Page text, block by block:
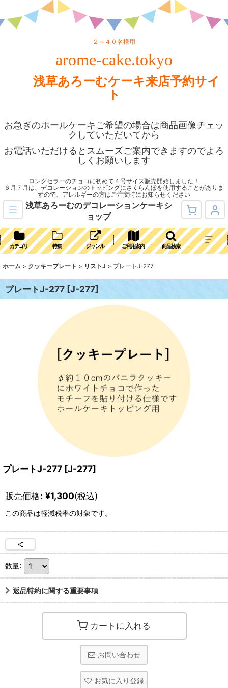
２～４０名様用
arome-cake.tokyo
浅草あろーむケーキ来店予約サイ
ト
お急ぎのホールケーキご希望の場合は商品画像チェッ
クしていただいてから
お電話いただけるとスムーズご案内できますのでよろ
しくお願いします
ロングセラーのチョコに初めて４号サイズ販売開始しました！
６月７月は、デコレーションのトッピングにさくらんぼを使用することがありま
すので、アレルギーの方はご注文時にお知らせください
浅草あろーむのデコレーションケーキシ
ョップ
カテゴリ 特集 ジャンル ご利用案内 商品検索
ホーム > クッキープレート > リストJ > プレートJ-277
プレートJ-277 [J-277]
プレートJ-277 [J-277]
販売価格: ¥1,300(税込)
この商品は軽減税率の対象です。
数量:
返品特約に関する重要事項
カートに入れる
お問い合わせ
お気に入り登録